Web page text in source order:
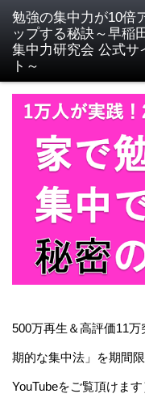
500万再生＆高評価11
期的な集中法」を期間
YouTubeをご覧頂けます